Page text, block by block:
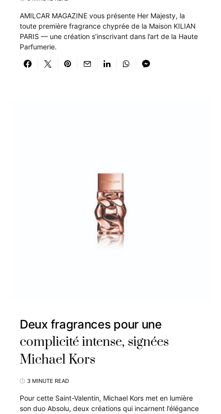
AMILCAR MAGAZINE vous présente Her Majesty, la
toute première fragrance chyprée de la Maison KILIAN
PARIS — une création s’inscrivant dans l’art de la Haute
Parfumerie.
Deux fragrances pour une
complicité intense, signées
Michael Kors
3 MINUTE READ
Pour cette Saint-Valentin, Michael Kors met en lumière
son duo Absolu, deux créations qui incarnent l’élégance